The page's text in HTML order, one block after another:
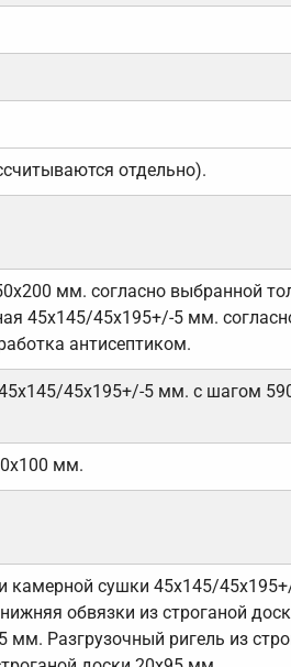
отдельно).
мм. согласно выбранной
45х145/45х195+/-5 мм.
антисептиком.
45х195+/-5 мм. с шагом
мм.
камерной сушки 45х145/
обвязки из строганой
Разгрузочный ригель из